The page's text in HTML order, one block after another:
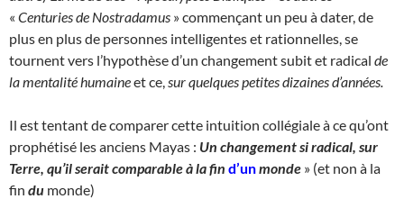
« Centuries de Nostradamus » commençant un peu à dater, de
plus en plus de personnes intelligentes et rationnelles, se
tournent vers l’hypothèse d’un changement subit et radical de
la mentalité humaineet ce, sur quelques petites dizaines d’années.
Il est tentant de comparer cette intuition collégiale à ce qu’ont
prophétisé les anciens Mayas : Un changement si radical, sur
Terre, qu’il serait comparable à la fin d’unmonde » (et non à la
fin du monde)